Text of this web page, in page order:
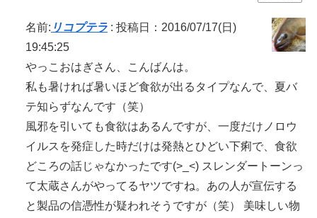
名前: リコプテラ : 投稿日：2016/07/17(日)
19:45:25
やっこおはぎさん、こんばんは。
私も暑ければ暑いほど食欲が出るタイプなんで、夏バ
テ知らずなんです（笑）
風邪を引いても食欲はあるんですが、一度だけノロウ
イルスを発症した時だけは発熱とひどい下痢で、食欲
どころの話じゃなかったです(>_<) スレンダートーンっ
て太蔵さんがやってるヤツですね。あの人が宣伝する
と製品の信憑性が疑われそうですが（笑） 美味しい物